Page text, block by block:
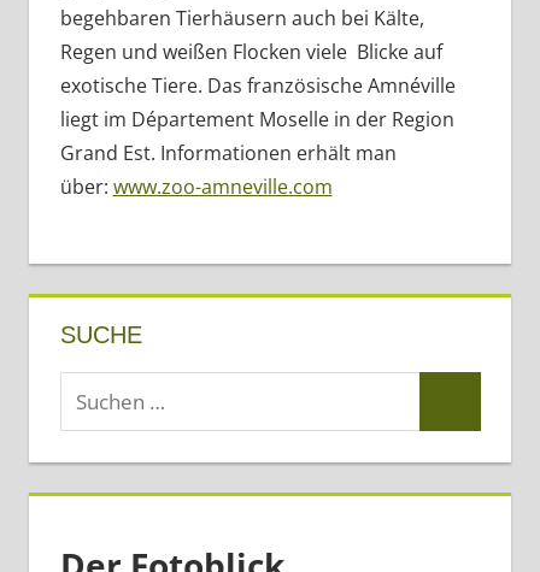
begehbaren Tierhäusern auch bei Kälte,
Regen und weißen Flocken viele Blicke auf
exotische Tiere. Das französische Amnéville
liegt im Département Moselle in der Region
Grand Est. Informationen erhält man
über: www.zoo-amneville.com
SUCHE
Suchen
nach: